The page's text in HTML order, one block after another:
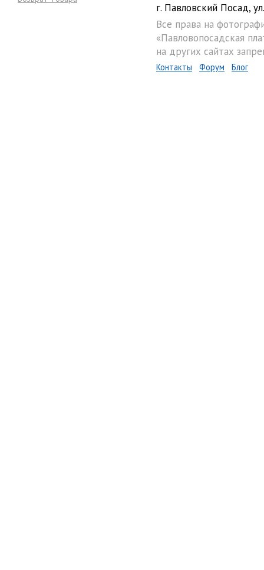
г. Павловский Посад,
Все права на
«Павловопосадская
на других сайтах
Контакты Форум Блог